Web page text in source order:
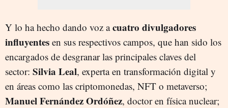
Y lo ha hecho dando voz acuatro divulgadores
influyentes en sus respectivos campos, que han sido los
encargados de desgranar las principales claves del
sector: Silvia Leal, experta en transformación digital y
en áreas como las criptomonedas, NFT o metaverso;
Manuel Fernández Ordóñez, doctor en física nuclear;